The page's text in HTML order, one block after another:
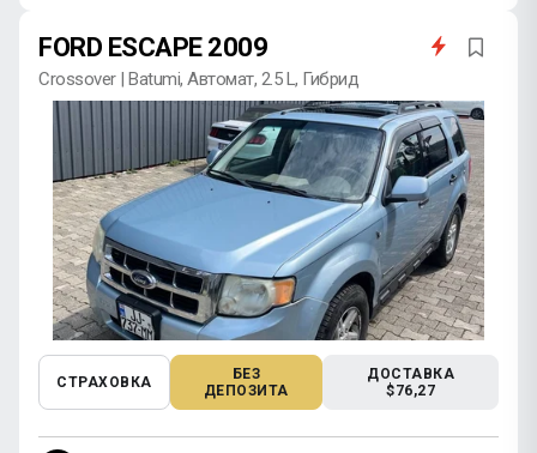
FORD ESCAPE 2009
Crossover | Batumi, Автомат, 2.5 L, Гибрид
СТРАХОВКА
БЕЗ
ДЕПОЗИТА
ДОСТАВКА
$76,27